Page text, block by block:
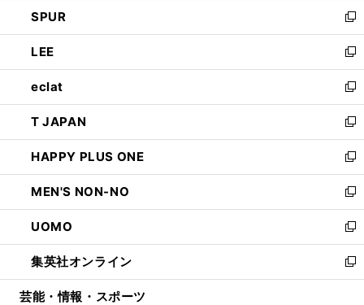
で
開
く
ド
ウ
で
開
く
ィ
ン
ド
ウ
で
開
く
い
ウ
ィ
ン
ド
ウ
で
開
く
SPUR
新
し
い
ウ
ィ
ン
ド
ウ
で
開
く
LEE
新
し
い
ウ
ィ
ン
ド
ウ
で
開
く
eclat
新
し
い
ウ
ィ
ン
ド
ウ
で
開
く
T JAPAN
新
し
い
ウ
ィ
ン
ド
ウ
で
開
HAPPY PLUS ONE
新
し
い
ウ
ィ
ン
ド
ウ
MEN'S NON-NO
新
し
い
ウ
ィ
ン
UOMO
新
し
い
ウ
集英社オンライン
新
し
芸能・情報・スポーツ